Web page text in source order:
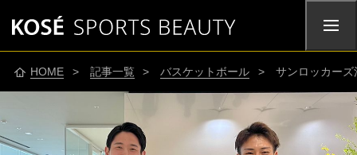
HOME > 記事一覧 >バスケットボール > サンロッカー